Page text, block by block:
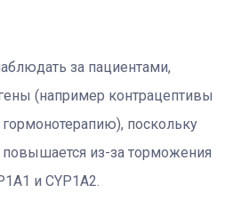
за пациентами,
(например контрацептивы
поскольку
из-за торможения
и CYP1A2.